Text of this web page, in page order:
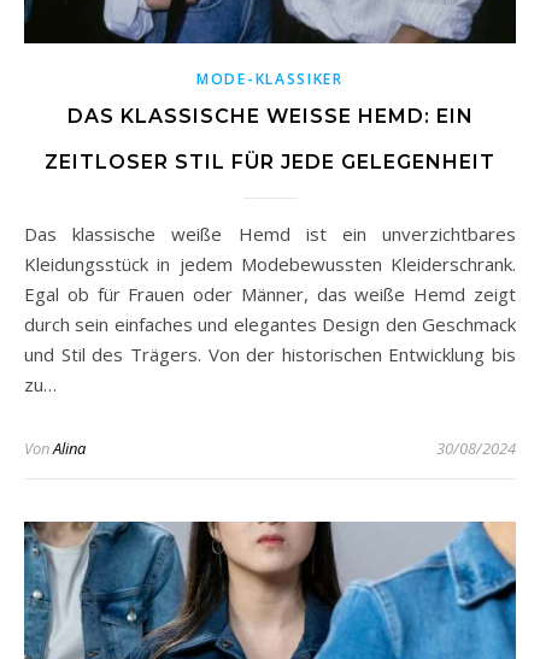
MODE-KLASSIKER
DAS KLASSISCHE WEISSE HEMD: EIN Z
EITLOSER STIL FÜR JEDE GELEGENHEIT
Das klassische weiße Hemd ist ein unverzichtbares
Kleidungsstück in jedem Modebewussten Kleiderschrank.
Egal ob für Frauen oder Männer, das weiße Hemd zeigt
durch sein einfaches und elegantes Design den Geschmack
und Stil des Trägers. Von der historischen Entwicklung bis
zu…
VonAlina 30/08/2024